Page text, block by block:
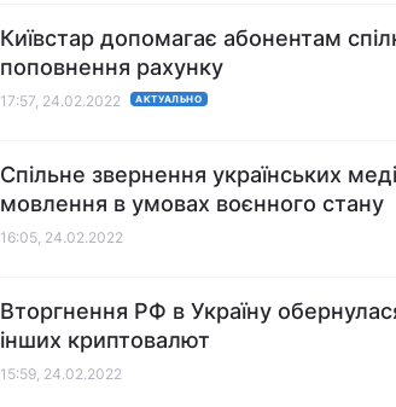
Київстар допомагає абонентам
поповнення рахунку
17:57, 24.02.2022 АКТУАЛЬНО
Спільне звернення українських
мовлення в умовах воєнного стану
16:05, 24.02.2022
Вторгнення РФ в Україну
інших криптовалют
15:59, 24.02.2022